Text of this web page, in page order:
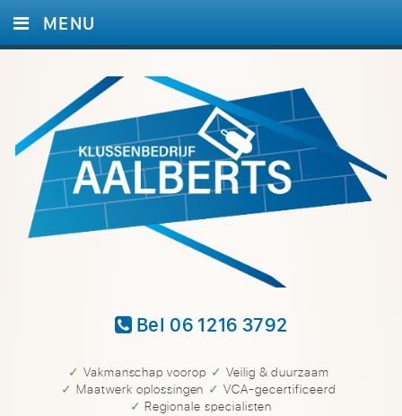
Bel 06 1216 3792
✓ Vakmanschap voorop
✓ Veilig & duurzaam
✓ Maatwerk oplossingen
✓ VCA-gecertificeerd
✓ Regionale specialisten
MENU
DIENSTEN
FOTO’S
REFERENTIES
CONTACT